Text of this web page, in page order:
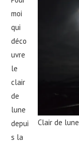
Clair de lune
moi
qui
déco
uvre
le
clair
de
lune
depui
s la